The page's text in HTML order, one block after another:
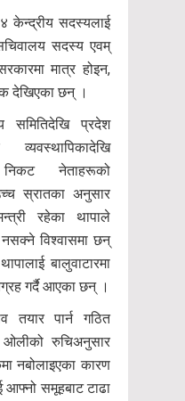
केन्द्रीय सदस्यलाई
सदस्य एवम्
मात्र होइन,
देखिएका छन् ।
समितिदेखि प्रदेश
नेताहरूको
स्रातका अनुसार
रहेका थापाले
विश्वासमा छन्
बालुवाटारमा
गर्दै आएका छन् ।
तयार पार्न गठित
ओलीको रुचिअनुसार
नबोलाइएका कारण
आफ्नो समूहबाट टाढा